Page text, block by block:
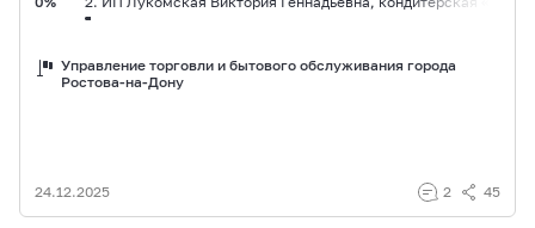
4. ООО «Паритет», фудмолл «Мануфактура» (пр.
Управление торговли и бытового обслуживания города
Ростова-на-Дону
24.12.2025 2 45